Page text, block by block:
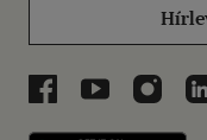
Libri aLibri aLibri